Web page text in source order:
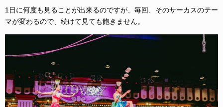
1日に何度も見ることが出来るのですが、毎回、そのサーカスのテー
マが変わるので、続けて見ても飽きません。